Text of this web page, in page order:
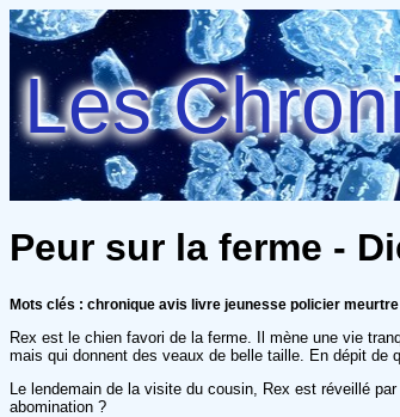
Les
Peur sur la ferme -
Mots clés : chronique avis livre jeunesse policier
Rex est le chien favori de la ferme. Il mène une vie
mais qui donnent des veaux de belle taille. En dépit de
Le lendemain de la visite du cousin, Rex est réveillé
abomination ?